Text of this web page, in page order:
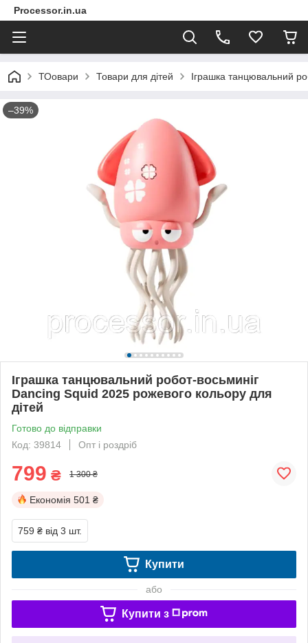
Processor.in.ua
ТОовари Товари для дітей Іграшка танцювальний
–39%
Іграшка танцювальний робот-восьминіг
Dancing Squid 2025 рожевого кольору для
дітей
Готово до відправки
Код: 39814
Опт і роздріб
799 ₴ 1 300 ₴
Економія 501 ₴
759 ₴ від 3 шт.
Купити
або
Купити з